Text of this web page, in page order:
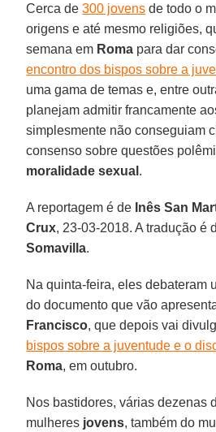
Cerca de300 jovens de todo o
origens e até mesmo religiões,
semana em Roma para dar
encontro dos bispos sobre a
uma gama de temas e, entre
planejam admitir francamente
simplesmente não conseguiam
consenso sobre questões
moralidade sexual .
A reportagem é de Inês San
Crux, 23-03-2018. A tradução é
Somavilla.
Na quinta-feira, eles debateram
do documento que vão
Francisco, que depois vai
bispos sobre a juventude e o
Roma, em outubro.
Nos bastidores, várias dezenas
mulheres jovens, também do